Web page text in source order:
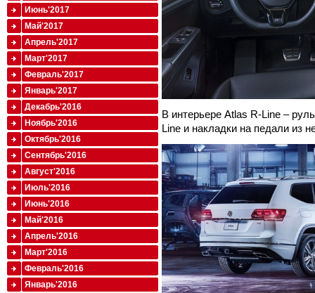
В интерьере Atlas R-Line –
Line и накладки на педали из
Июнь'2017
Май'2017
Апрель'2017
Март'2017
Февраль'2017
Январь'2017
Декабрь'2016
Ноябрь'2016
Октябрь'2016
Сентябрь'2016
Август'2016
Июль'2016
Июнь'2016
Май'2016
Апрель'2016
Март'2016
Февраль'2016
Январь'2016